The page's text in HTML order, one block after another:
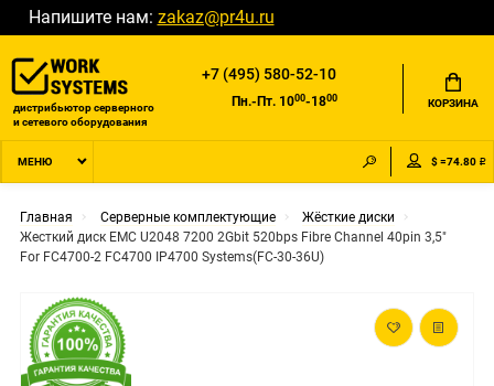
Напишите нам: zakaz@pr4u.ru
дистрибьютор серверного
и сетевого оборудования
+7 (495) 580-52-10
Пн.-Пт. 1000-1800 КОРЗИНА
МЕНЮ $ =74.80 ₽
Главная Серверные комплектующие
Жёсткие диски
Жесткий диск EMC U2048 7200 2Gbit 520bps Fibre Channel 40pin 3,5"
For FC4700-2 FC4700 IP4700 Systems(FC-30-36U)